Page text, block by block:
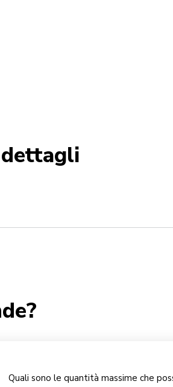
Quali sono le quantità massime che